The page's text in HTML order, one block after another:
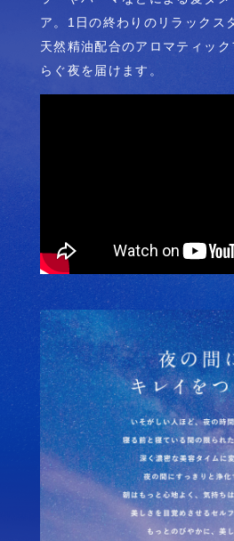
ア。1日の終わりのリラックス
天然精油配合のアロマティッ
らぐ夜を届けます。